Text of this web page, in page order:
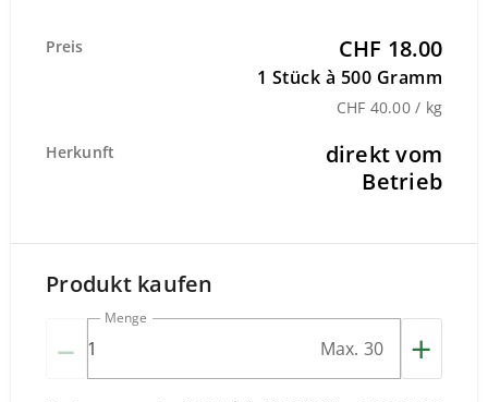
Preis CHF 18.00
1 Stück à 500 Gramm
CHF 40.00 / kg
Herkunft
direkt vom
Betrieb
Produkt kaufen
– Max. 30
Menge
+